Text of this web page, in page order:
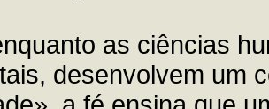
as ciências
desenvolvem um